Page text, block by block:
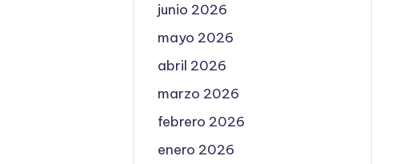
junio 2026
mayo 2026
abril 2026
marzo 2026
febrero 2026
enero 2026